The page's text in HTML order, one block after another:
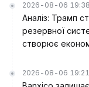
2026-08-06 19:38
Аналіз: Трамп
резервної
створює
2026-08-06 19:21